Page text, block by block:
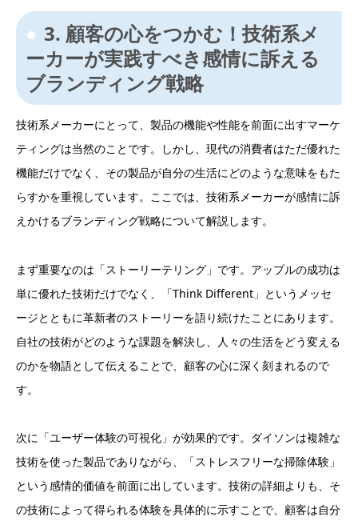
3. 顧客の心をつかむ！技術系メ
ーカーが実践すべき感情に訴える
ブランディング戦略
技術系メーカーにとって、製品の機能や性能を前面に出すマーケ
ティングは当然のことです。しかし、現代の消費者はただ優れた
機能だけでなく、その製品が自分の生活にどのような意味をもた
らすかを重視しています。ここでは、技術系メーカーが感情に訴
えかけるブランディング戦略について解説します。
まず重要なのは「ストーリーテリング」です。アップルの成功は
単に優れた技術だけでなく、「Think Different」というメッセ
ージとともに革新者のストーリーを語り続けたことにあります。
自社の技術がどのような課題を解決し、人々の生活をどう変える
のかを物語として伝えることで、顧客の心に深く刻まれるので
す。
次に「ユーザー体験の可視化」が効果的です。ダイソンは複雑な
技術を使った製品でありながら、「ストレスフリーな掃除体験」
という感情的価値を前面に出しています。技術の詳細よりも、そ
の技術によって得られる体験を具体的に示すことで、顧客は自分